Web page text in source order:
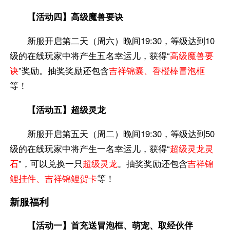
【活动四】高级魔兽要诀
新服开启第二天（周六）晚间19:30，等级达到10
级的在线玩家中将产生五名幸运儿，获得“高级魔兽要
诀”奖励。抽奖奖励还包含吉祥锦囊、香橙棒冒泡框
等！
【活动五】超级灵龙
新服开启第五天（周二）晚间19:30，等级达到50
级的在线玩家中将产生一名幸运儿，获得“超级灵龙灵
石”，可以兑换一只超级灵龙。抽奖奖励还包含吉祥锦
鲤挂件、吉祥锦鲤贺卡等！
新服福利
【活动一】首充送冒泡框、萌宠、取经伙伴